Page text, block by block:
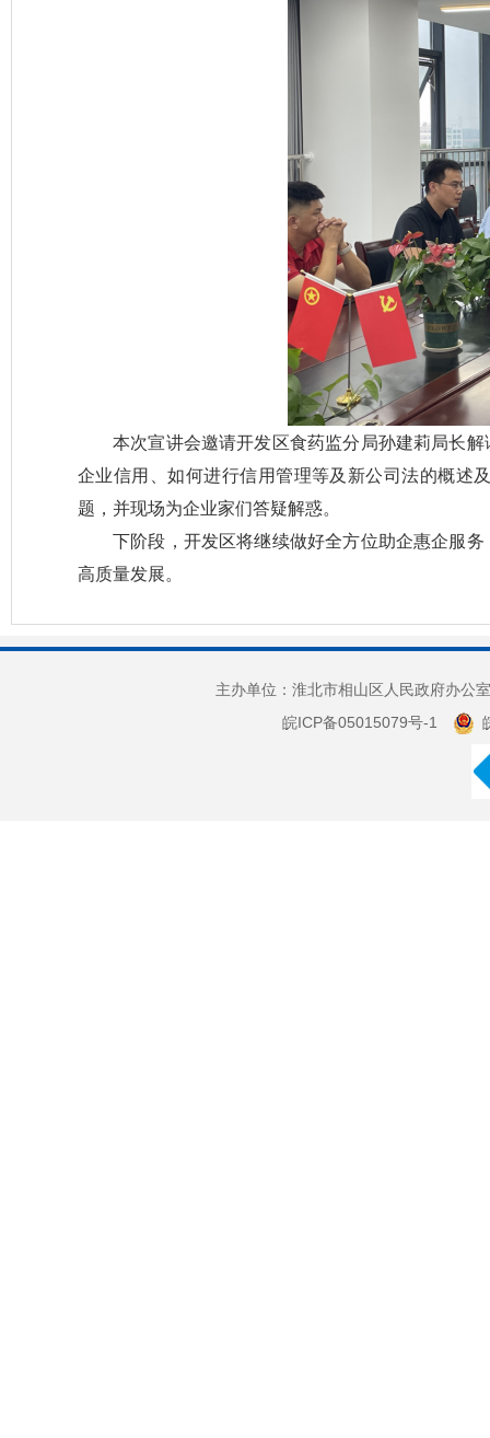
本次宣讲会邀请开发区食药监分局孙建莉局长
企业信用、如何进行信用管理等及新公司法的概述
题，并现场为企业家们答疑解惑。
下阶段，开发区将继续做好全方位助企惠企服
高质量发展。
主办单位：淮北市相山区人民政府办
皖ICP备05015079号-1